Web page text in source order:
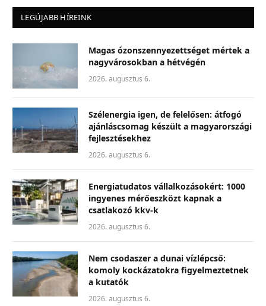
LEGÚJABB HÍREINK
Magas ózonszennyezettséget mértek a
nagyvárosokban a hétvégén
2026. augusztus 6.
Szélenergia igen, de felelősen: átfogó
ajánláscsomag készült a magyarországi
fejlesztésekhez
2026. augusztus 6.
Energiatudatos vállalkozásokért: 1000
ingyenes mérőeszközt kapnak a
csatlakozó kkv-k
2026. augusztus 6.
Nem csodaszer a dunai vízlépcső:
komoly kockázatokra figyelmeztetnek
a kutatók
2026. augusztus 6.